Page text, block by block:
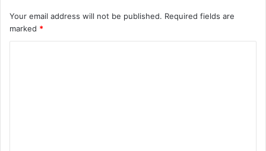
Your email address will not be published. Required fields are
marked *